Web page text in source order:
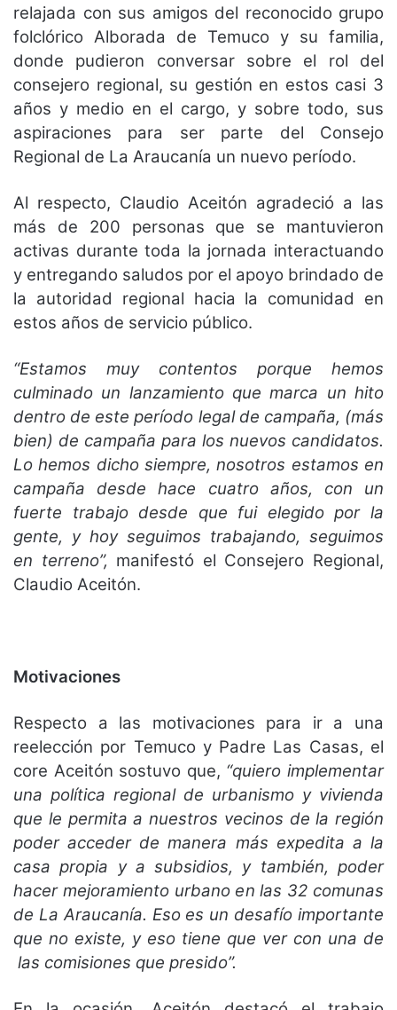
relajada con sus amigos del reconocido grupo
folclórico Alborada de Temuco y su familia,
donde pudieron conversar sobre el rol del
consejero regional, su gestión en estos casi 3
años y medio en el cargo, y sobre todo, sus
aspiraciones para ser parte del Consejo
Regional de La Araucanía un nuevo período.
Al respecto, Claudio Aceitón agradeció a las
más de 200 personas que se mantuvieron
activas durante toda la jornada interactuando
y entregando saludos por el apoyo brindado de
la autoridad regional hacia la comunidad en
estos años de servicio público.
“Estamos muy contentos porque hemos
culminado un lanzamiento que marca un hito
dentro de este período legal de campaña, (más
bien) de campaña para los nuevos candidatos.
Lo hemos dicho siempre, nosotros estamos en
campaña desde hace cuatro años, con un
fuerte trabajo desde que fui elegido por la
gente, y hoy seguimos trabajando, seguimos
en terreno”, manifestó el Consejero Regional,
Claudio Aceitón.
Motivaciones
Respecto a las motivaciones para ir a una
reelección por Temuco y Padre Las Casas, el
core Aceitón sostuvo que, “quiero implementar
una política regional de urbanismo y vivienda
que le permita a nuestros vecinos de la región
poder acceder de manera más expedita a la
casa propia y a subsidios, y también, poder
hacer mejoramiento urbano en las 32 comunas
de La Araucanía. Eso es un desafío importante
que no existe, y eso tiene que ver con una de
las comisiones que presido”.